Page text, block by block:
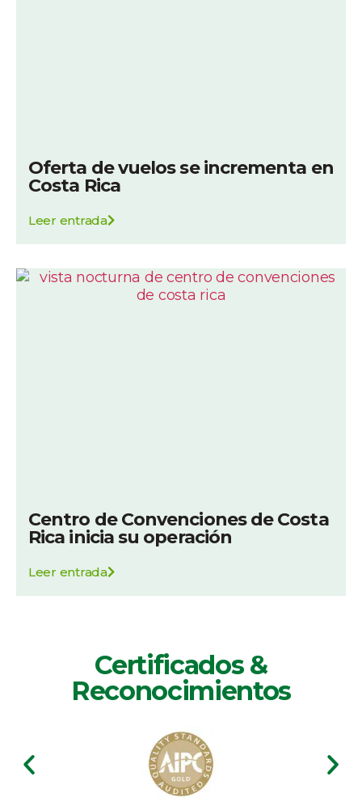
Oferta de vuelos se incrementa en
Costa Rica
Leer entrada
Centro de Convenciones de Costa
Rica inicia su operación
Leer entrada
Certificados &
Reconocimientos